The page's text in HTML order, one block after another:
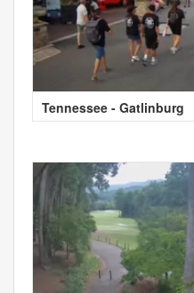
Tennessee - Gatlinburg